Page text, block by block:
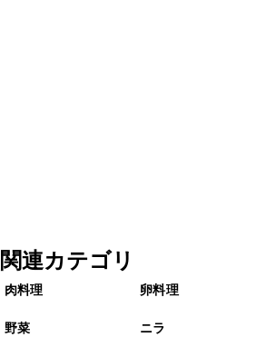
関連カテゴリ
肉料理 卵料理
野菜 ニラ